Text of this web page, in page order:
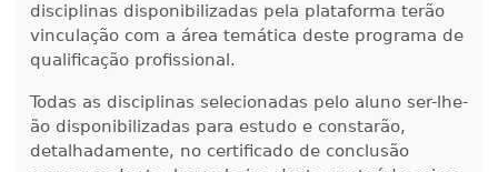
280 H 35dias 120dias
R$ 1.387,93
Matricular
300 H 38dias 120dias
R$ 1.487,06
Matricular
disciplinas disponibilizadas pela plataforma terão
vinculação com a área temática deste programa de
qualificação profissional.
Todas as disciplinas selecionadas pelo aluno ser-lhe-
ão disponibilizadas para estudo e constarão,
detalhadamente, no certificado de conclusão